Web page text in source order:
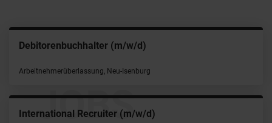
JOBS
Manager Managed Services & Accounting (m/w/d)
Festanstellung, München
System Engineer ERP & Enterprise Services (w/m/